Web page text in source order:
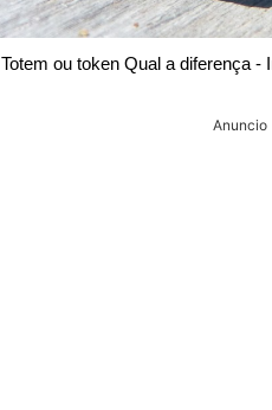
Totem ou token Qual a diferença -
Anuncio